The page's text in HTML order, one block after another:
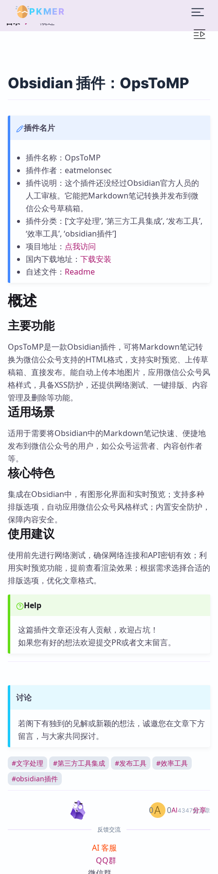
PKMER
目录 概述
Obsidian 插件：OpsToMP
插件名片
插件名称：OpsToMP
插件作者：eatmelonsec
插件说明：这个插件还没经过Obsidian官方人员的
人工审核。它能把Markdown笔记转换并发布到微
信公众号草稿箱。
插件分类：[‘文字处理’, ‘第三方工具集成’, ‘发布工具’,
‘效率工具’, ‘obsidian插件’]
项目地址： 点我访问
国内下载地址： 下载安装
自述文件： Readme
概述
主要功能
OpsToMP是一款Obsidian插件，可将Markdown笔记转
换为微信公众号支持的HTML格式，支持实时预览、上传草
稿箱、直接发布。能自动上传本地图片，应用微信公众号风
格样式，具备XSS防护，还提供网络测试、一键排版、内容
管理及删除等功能。
适用场景
适用于需要将Obsidian中的Markdown笔记快速、便捷地
发布到微信公众号的用户，如公众号运营者、内容创作者
等。
核心特色
集成在Obsidian中，有图形化界面和实时预览；支持多种
排版选项，自动应用微信公众号风格样式；内置安全防护，
保障内容安全。
使用建议
使用前先进行网络测试，确保网络连接和API密钥有效；利
用实时预览功能，提前查看渲染效果；根据需求选择合适的
排版选项，优化文章格式。
Help
这篇插件文章还没有人贡献，欢迎占坑！
如果您有好的想法欢迎提交PR或者文末留言。
讨论
若阁下有独到的见解或新颖的想法，诚邀您在文章下方
留言，与大家共同探讨。
#文字处理 #第三方工具集成 #发布工具 #效率工具
#obsidian插件
AI4347篇文章
0 0 分享
反馈交流
AI 客服
QQ群